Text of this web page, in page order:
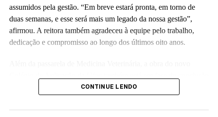
assumidos pela gestão. “Em breve estará pronta, em torno de
duas semanas, e esse será mais um legado da nossa gestão”,
afirmou. A reitora também agradeceu à equipe pelo trabalho,
dedicação e compromisso ao longo dos últimos oito anos.
e deve ser entregue em breve.
superior da Ufac.
CONTINUE LENDO